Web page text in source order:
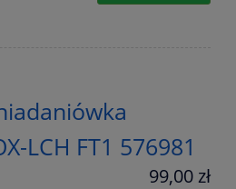
LCH FT1 576981
99,00 zł